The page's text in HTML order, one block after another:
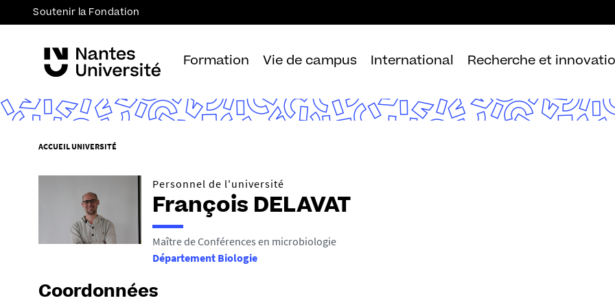
au
Soutenir la Fondation
Formation Vie de campus International Recherche et
V
u
e
c
ACCUEIL UNIVERSITÉ
Personnel de l'université
François DELAVAT
Maître de Conférences en microbiologie
Département Biologie
Coordonnées